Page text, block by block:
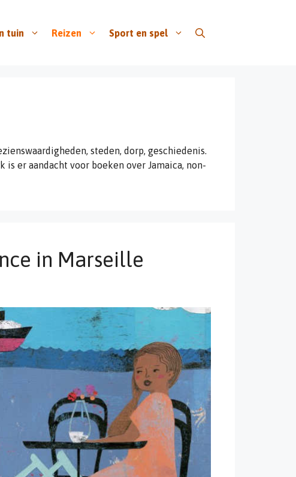
tuin Reizen Sport en spel
steden, dorp, geschiedenis.
is er aandacht voor boeken over Jamaica, non-
in Marseille